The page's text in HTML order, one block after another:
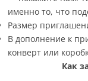
именно то, что
Размер
В дополнение к
конверт или
Как